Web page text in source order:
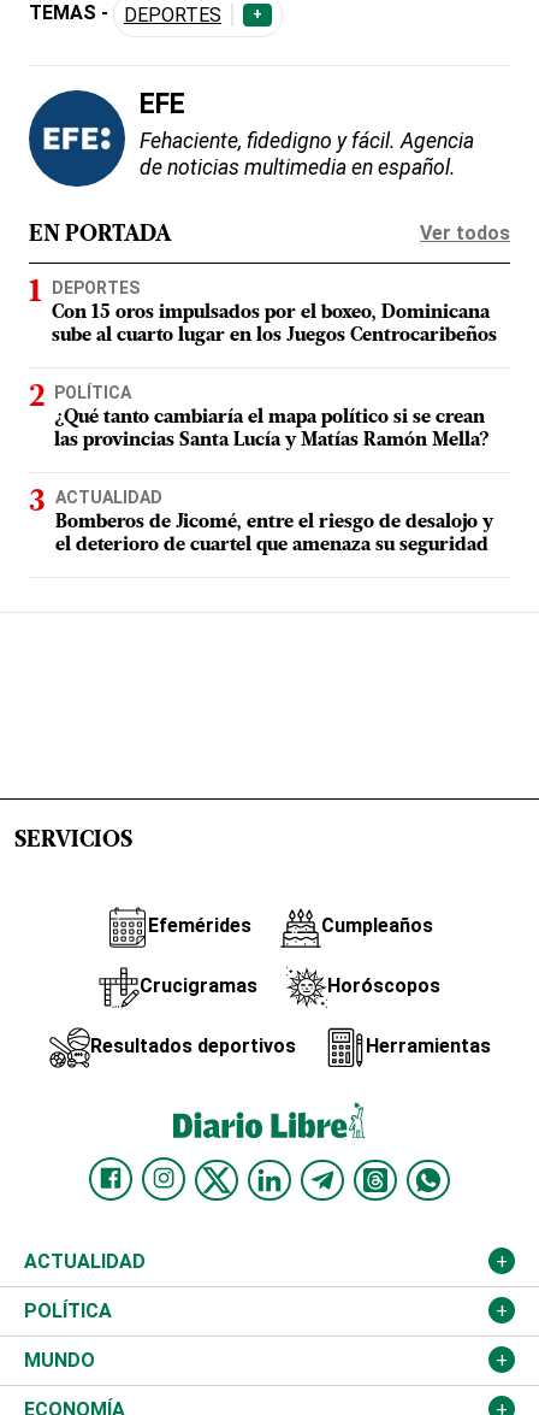
TEMAS - DEPORTES +
EFE
Fehaciente, fidedigno y fácil. Agencia
de noticias multimedia en español.
EN PORTADA Ver todos
DEPORTES
Con 15 oros impulsados por el boxeo, Dominicana
sube al cuarto lugar en los Juegos Centrocaribeños
POLÍTICA
¿Qué tanto cambiaría el mapa político si se crean
las provincias Santa Lucía y Matías Ramón Mella?
ACTUALIDAD
Bomberos de Jicomé, entre el riesgo de desalojo y
el deterioro de cuartel que amenaza su seguridad
SERVICIOS
Efemérides Cumpleaños
Crucigramas Horóscopos
Resultados deportivos Herramientas
ACTUALIDAD
Nacional
Ciudad
Educación
POLÍTICA
Partidos
JCE
MUNDO
Estados Unidos
ECONOMÍA